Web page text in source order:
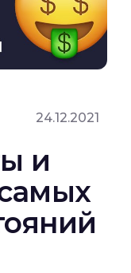
24.12.2021
и